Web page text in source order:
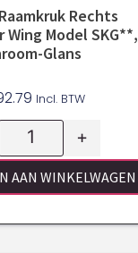
Rechts
Model SKG**,
Glans
Incl. BTW
+
AAN WINKELWAGEN